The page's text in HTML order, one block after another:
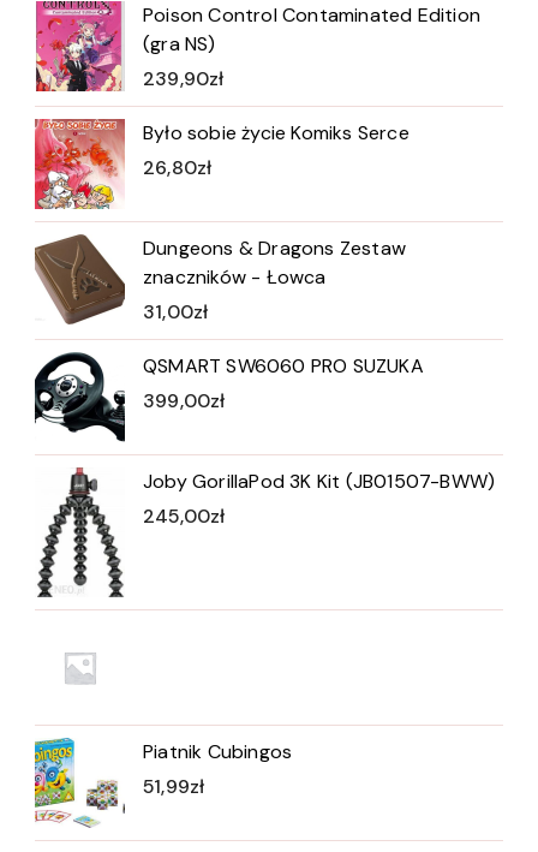
Poison Control Contaminated Edition
(gra NS)
239,90zł
Było sobie życie Komiks Serce
26,80zł
Dungeons & Dragons Zestaw
znaczników - Łowca
31,00zł
QSMART SW6060 PRO SUZUKA
399,00zł
Joby GorillaPod 3K Kit (JB01507-BWW)
245,00zł
Piatnik Cubingos
51,99zł